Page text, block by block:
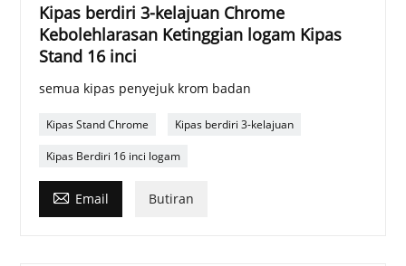
Kipas berdiri 3-kelajuan Chrome
Kebolehlarasan Ketinggian logam Kipas
Stand 16 inci
semua kipas penyejuk krom badan
Kipas Stand Chrome Kipas berdiri 3-kelajuan
Kipas Berdiri 16 inci logam
 Email Butiran